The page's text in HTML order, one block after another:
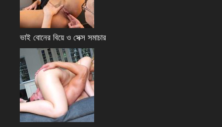
ভাই বোনের বিয়ে ও সেক্স সমাচার